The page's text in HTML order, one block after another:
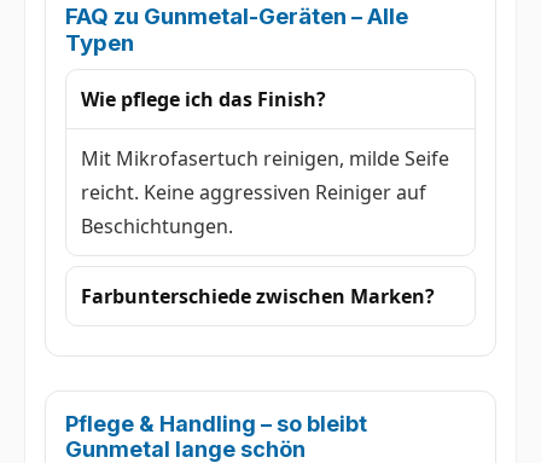
FAQ zu Gunmetal-Geräten –Alle
Typen
Wie pflege ich das Finish?
Mit Mikrofasertuch reinigen, milde Seife
reicht. Keine aggressiven Reiniger auf
Beschichtungen.
Farbunterschiede zwischen Marken?
Pflege & Handling – so bleibt
Gunmetal lange schön